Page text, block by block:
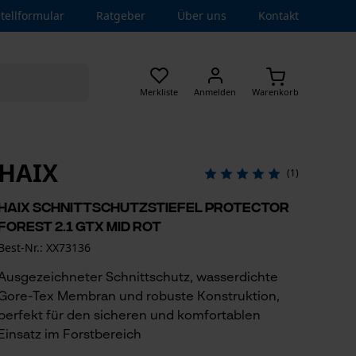
Ratgeber Über uns Kontakt
Merkliste Anmelden Warenkorb
(1)
Schnittschutzstiefel Protector
2.1 GTX mid rot
Nr.: XX73136
Schnittschutz, wasserdichte
Tex Membran und robuste Konstruktion,
für den sicheren und komfortablen
im Forstbereich